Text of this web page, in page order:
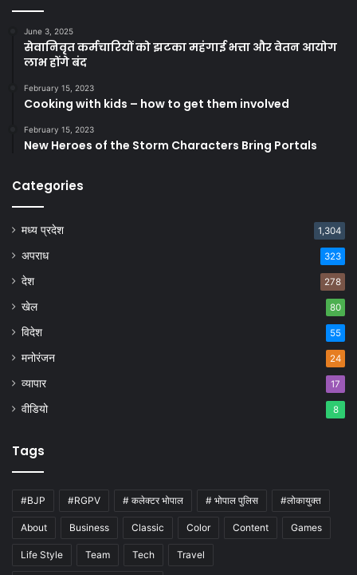
June 3, 2025
सेवानिवृत कर्मचारियों को झटका महंगाई भत्ता और वेतन आयोग
लाभ होंगे बंद
February 15, 2023
Cooking with kids – how to get them involved
February 15, 2023
New Heroes of the Storm Characters Bring Portals
Categories
मध्य प्रदेश 1,304
अपराध 323
देश 278
खेल 80
विदेश 55
मनोरंजन 24
व्यापार 17
वीडियो 8
Tags
#BJP #RGPV # कलेक्टर भोपाल # भोपाल पुलिस #लोकायुक्त
About Business Classic Color Content Games
Life Style Team Tech Travel